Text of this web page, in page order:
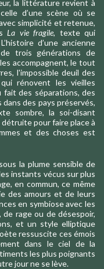
la littérature revient à
d’une scène où se
simplicité et retenue,
La vie fragile, texte qui
d’une ancienne
trois générations de
accompagnent, le tout
l'impossible deuil des
rénovent les vieilles
fait des séparations, des
des pays préservés,
sombre, la soi-disant
pour faire place à
et des choses est
la plume sensible de
instants vécus sur plus
en commun, ce même
des amours et de leurs
en symbiose avec les
rage ou de désespoir,
et un style elliptique
ressuscite ces émois
dans le ciel de la
les plus poignants
jour ne se lève.